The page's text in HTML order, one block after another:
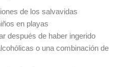
de los salvavidas
en playas
después de haber ingerido
o una combinación de